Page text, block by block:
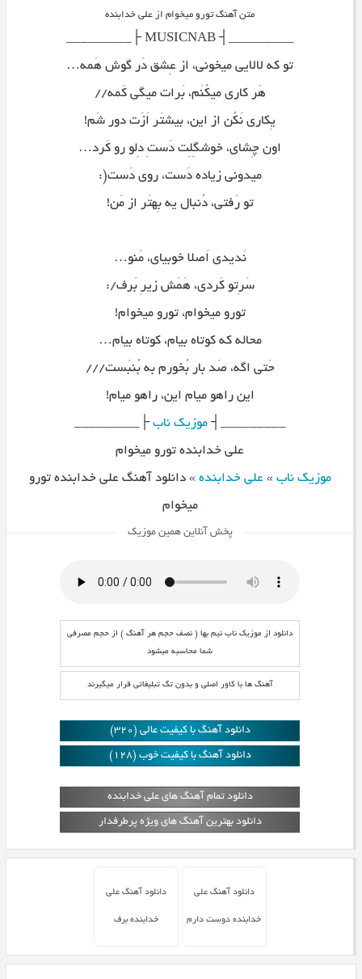
متن آهنگ تورو میخوام از علی خدابنده
_________┤ MUSICNAB ├_________
تو که لالایی میخونی، از عِشق دَر گوش هَمه…
هَر کاری میکُنَم، بَرات میگی کَمه//
یِکاری نَکُن از این، بیشتَر اَزَت دور شَم!
اون چِشای، خوشگِلِت دَستِ دِلو رو کَرد…
میدونی زیاده دَست، روی دَست(:
تو رَفتی، دُنبال یه بِهتَر از مَن!
نَدیدی اَصلا خوبیای، مَنو…
سَرِتو کَردی، هَمَش زیرِ بَرف/:
تورو میخوام، تورو میخوام!
محاله که کوتاه بیام، کوتاه بیام…
حَتی اگه، صَد بار بُخورم به بُنبَست///
این راهو میام این، راهو میام!
_________┤موزیک ناب├_________
علی خدابنده تورو میخوام
موزیک ناب »علی خدابنده »دانلود آهنگ علی خدابنده تورو
میخوام
پخش آنلاین همین موزیک
دانلود از موزیک ناب نیم بها ( نصف حجم هر آهنگ ) از حجم مصرفی
شما محاسبه میشود
آهنگ ها با کاور اصلی و بدون تگ تبلیغاتی قرار میگیرند
دانلود آهنگ با کیفیت عالی (320)
دانلود آهنگ با کیفیت خوب (128)
دانلود تمام آهنگ های علی خدابنده
دانلود بهترین آهنگ های ویژه پرطرفدار
دانلود آهنگ علی
خدابنده دوست دارم
دانلود آهنگ علی
خدابنده برف